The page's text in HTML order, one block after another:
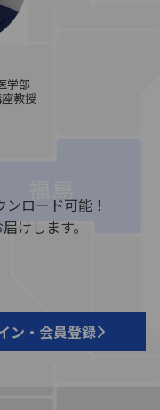
学部
教授
ン・会員登録
ロード可能！
けします。